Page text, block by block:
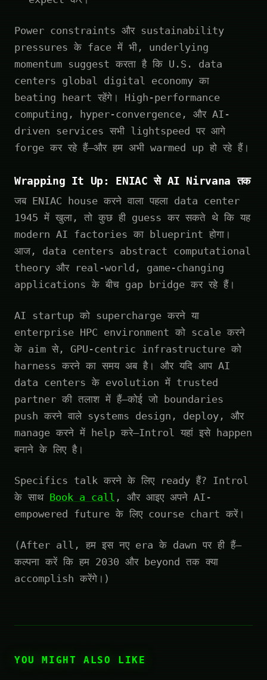
Power constraints और sustainability
pressures के face में भी, underlying
momentum suggest करता है कि U.S. data
centers global digital economy का
beating heart रहेंगे। High-performance
computing, hyper-convergence, और AI-
driven services सभी lightspeed पर आगे
forge कर रहे हैं—और हम अभी warmed up हो रहे हैं।
Wrapping It Up: ENIAC से AI Nirvana तक
जब ENIAC house करने वाला पहला data center
1945 में खुला, तो कुछ ही guess कर सकते थे कि यह
modern AI factories का blueprint होगा।
आज, data centers abstract computational
theory और real-world, game-changing
applications के बीच gap bridge कर रहे हैं।
AI startup को supercharge करने या
enterprise HPC environment को scale करने
के aim से, GPU-centric infrastructure को
harness करने का समय अब है। और यदि आप AI
data centers के evolution में trusted
partner की तलाश में हैं—कोई जो boundaries
push करने वाले systems design, deploy, और
manage करने में help करे—Introl यहां इसे happen
बनाने के लिए है।
Specifics talk करने के लिए ready हैं? Introl
के साथ Book a call , और आइए अपने AI-
empowered future के लिए course chart करें।
(After all, हम इस नए era के dawn पर ही हैं—
कल्पना करें कि हम 2030 और beyond तक क्या
accomplish करेंगे।)
YOU MIGHT ALSO LIKE